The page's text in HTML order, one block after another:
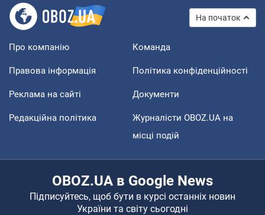
На початок
Про компанію Команда
Правова інформація Політика конфіденційності
Реклама на сайті Документи
Редакційна політика
Журналісти OBOZ.UA на
місці подій
OBOZ.UA в Google News
Підписуйтесь, щоб бути в курсі останніх новин
України та світу сьогодні